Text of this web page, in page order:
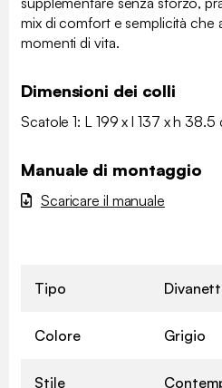
mix di comfort e semplicità che
momenti di vita.
Dimensioni dei colli
Scatole 1: L 199 x l 137 x h
Manuale di montaggio
Scaricare il manuale
Tipo
Colore Grigio
Stile